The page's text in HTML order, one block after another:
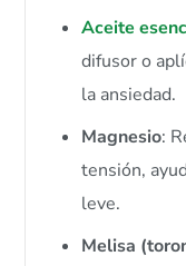
Aceite
difusor o
la ansiedad.
Magnesio:
tensión,
leve.
Melisa